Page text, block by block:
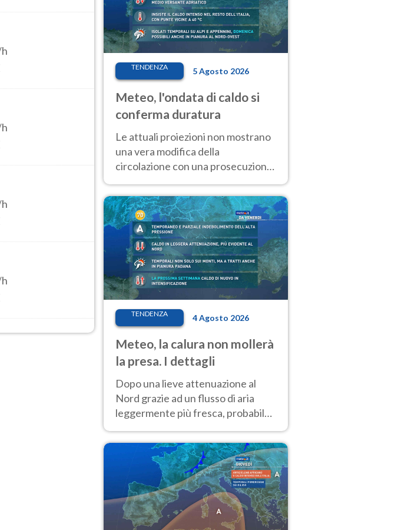
TENDENZA 5 Agosto 2026
Meteo, l'ondata di caldo si
conferma duratura
Le attuali proiezioni non mostrano
una vera modifica della
circolazione con una prosecuzione
giorni, compresa la settimana di
Ferragosto
TENDENZA 4 Agosto 2026
Meteo, la calura non mollerà
la presa. I dettagli
Dopo una lieve attenuazione al
Nord grazie ad un flusso di aria
leggermente più fresca, probabile
africano entro Ferragosto